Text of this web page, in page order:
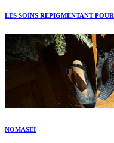
LES SOINS REPIGMENTANT
NOMASEI